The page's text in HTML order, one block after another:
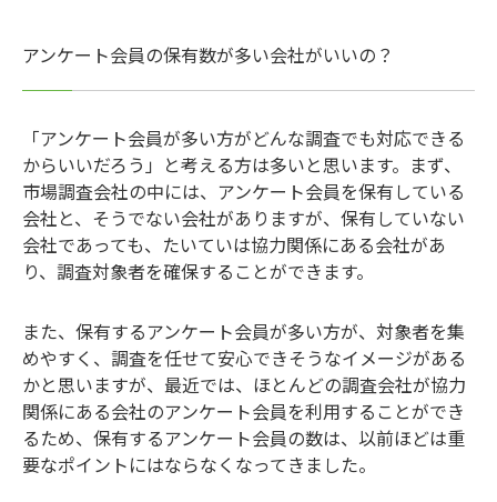
アンケート会員の保有数が多い会社がいいの？
「アンケート会員が多い方がどんな調査でも対応できる
からいいだろう」と考える方は多いと思います。まず、
市場調査会社の中には、アンケート会員を保有している
会社と、そうでない会社がありますが、保有していない
会社であっても、たいていは協力関係にある会社があ
り、調査対象者を確保することができます。
また、保有するアンケート会員が多い方が、対象者を集
めやすく、調査を任せて安心できそうなイメージがある
かと思いますが、最近では、ほとんどの調査会社が協力
関係にある会社のアンケート会員を利用することができ
るため、保有するアンケート会員の数は、以前ほどは重
要なポイントにはならなくなってきました。